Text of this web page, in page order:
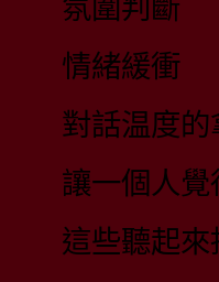
氛圍判斷
情緒緩衝
對話温度的
讓一個人
這些聽起